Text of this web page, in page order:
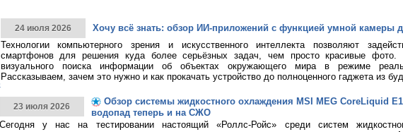
24 июля 2026
Хочу всё знать: обзор ИИ-приложений с функцией умной камеры
Технологии компьютерного зрения и искусственного интеллекта позволяют
смартфонов для решения куда более серьёзных задач, чем просто красивые фото.
визуального поиска информации об объектах окружающего мира в режиме
Рассказываем, зачем это нужно и как прокачать устройство до полноценного гаджета из
23 июля 2026
Обзор системы жидкостного охлаждения MSI MEG CoreLiquid
водопад теперь и на СЖО
Сегодня у нас на тестировании настоящий «Роллс-Ройс» среди систем